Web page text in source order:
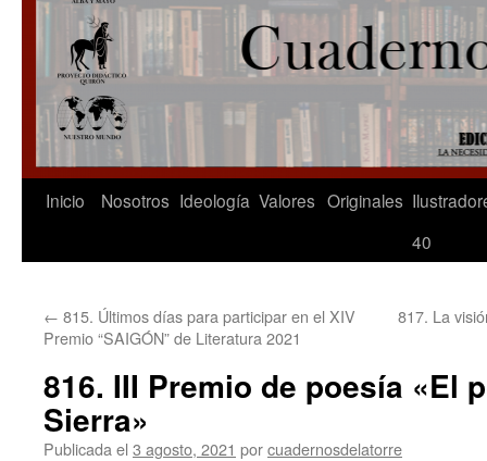
Inicio Nosotros Ideología Valores Originales
40
← 815. Últimos días para participar en el XIV
Premio “SAIGÓN” de Literatura 2021
817. La
816. III Premio de poesía «El
Sierra»
Publicada el 3 agosto, 2021 porcuadernosdelatorre